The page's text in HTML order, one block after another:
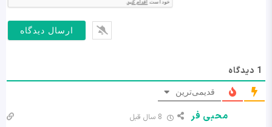
1دیدگاه
قدیمی‌ترین
محبی فر